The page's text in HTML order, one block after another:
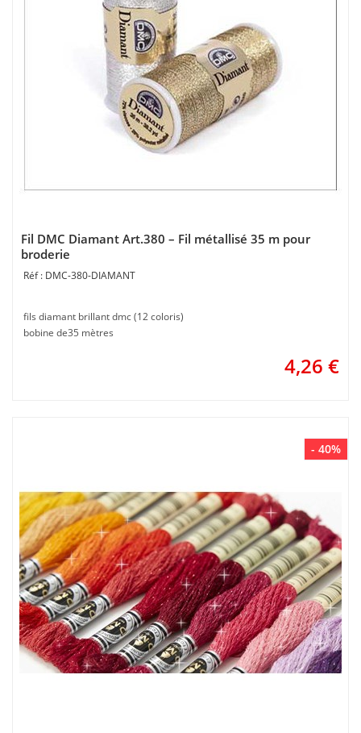
Fil DMC Diamant Art.380 – Fil métallisé 35 m pour
broderie
DMC-380-DIAMANT
fils diamant brillant dmc (12 coloris)
bobine de35 mètres
4,26 €
- 40%